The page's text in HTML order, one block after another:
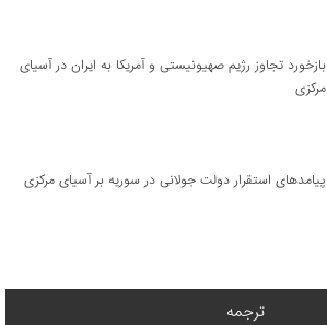
​بازخورد تجاوز رژیم صهیونیستی و آمریکا به ایران در آسیای
مرکزی
پیامدهای استقرار دولت جولانی در سوریه بر آسیای مرکزی
ترجمه